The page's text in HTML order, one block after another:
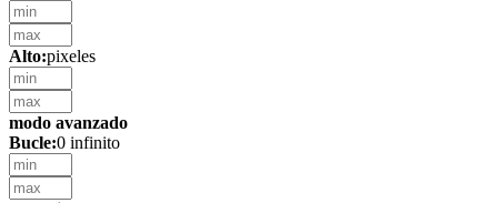
Alto:pixeles
modo avanzado
Bucle:0 infinito